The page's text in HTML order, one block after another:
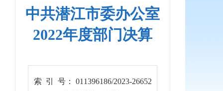
中共潜江市委办公室
2022年度部门决算
索 引 号： 011396186/2023-26652